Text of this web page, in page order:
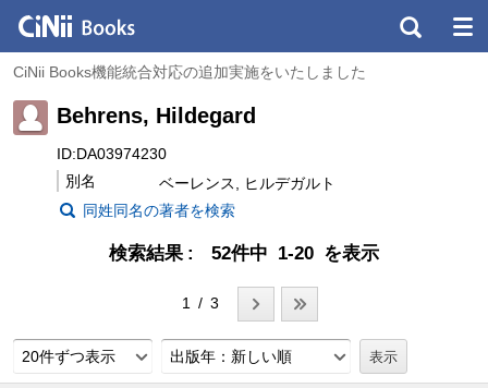
CiNii Books機能統合対応の追加実施をいたしました
Behrens, Hildegard
ID:DA03974230
別名
ベーレンス, ヒルデガルト
同姓同名の著者を検索
検索結果 52件中 1-20 を表示
1 / 3
20件ずつ表示 出版年：新しい順